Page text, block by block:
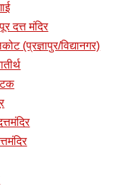
दत्त मंदिर
(प्रज्ञापुर/विद्यानगर)